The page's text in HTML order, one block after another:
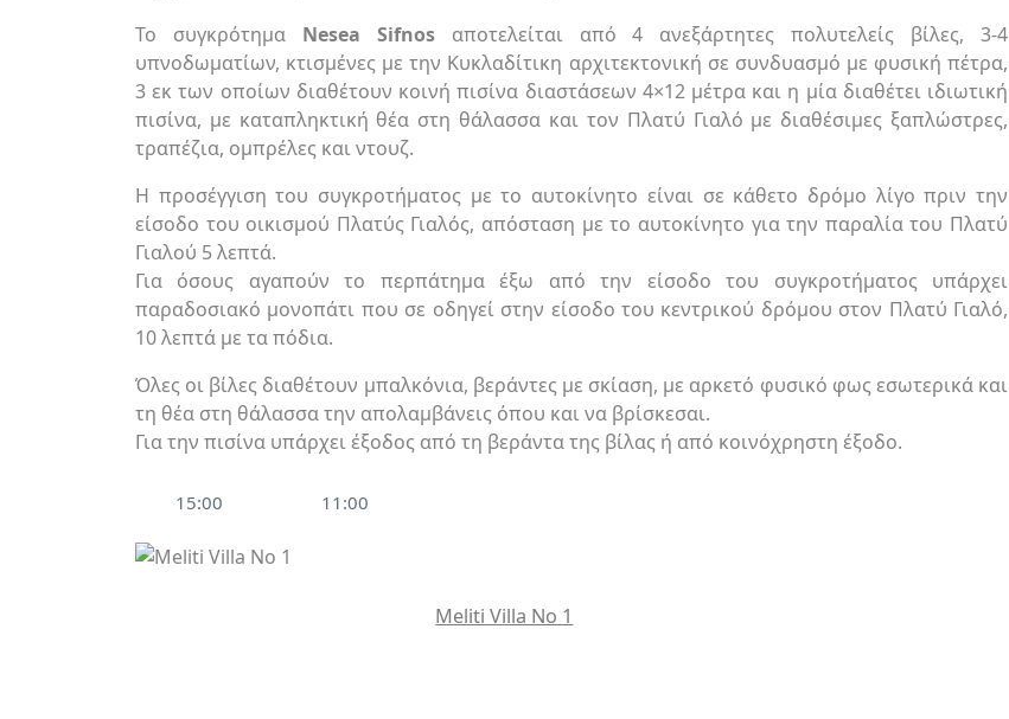
Το συγκρότημα Nesea Sifnosαποτελείται από 4 ανεξάρτητες πολυτελείς βίλες, 3-4
υπνοδωματίων, κτισμένες με την Κυκλαδίτικη αρχιτεκτονική σε συνδυασμό με φυσική πέτρα,
3 εκ των οποίων διαθέτουν κοινή πισίνα διαστάσεων 4×12 μέτρα και η μία διαθέτει ιδιωτική
πισίνα, με καταπληκτική θέα στη θάλασσα και τον Πλατύ Γιαλό με διαθέσιμες ξαπλώστρες,
τραπέζια, ομπρέλες και ντουζ.
Η προσέγγιση του συγκροτήματος με το αυτοκίνητο είναι σε κάθετο δρόμο λίγο πριν την
είσοδο του οικισμού Πλατύς Γιαλός, απόσταση με το αυτοκίνητο για την παραλία του Πλατύ
Γιαλού 5 λεπτά.
Για όσους αγαπούν το περπάτημα έξω από την είσοδο του συγκροτήματος υπάρχει
παραδοσιακό μονοπάτι που σε οδηγεί στην είσοδο του κεντρικού δρόμου στον Πλατύ Γιαλό,
10 λεπτά με τα πόδια.
Όλες οι βίλες διαθέτουν μπαλκόνια, βεράντες με σκίαση, με αρκετό φυσικό φως εσωτερικά και
τη θέα στη θάλασσα την απολαμβάνεις όπου και να βρίσκεσαι.
Για την πισίνα υπάρχει έξοδος από τη βεράντα της βίλας ή από κοινόχρηστη έξοδο.
15:00 11:00
Meliti Villa Νο 1